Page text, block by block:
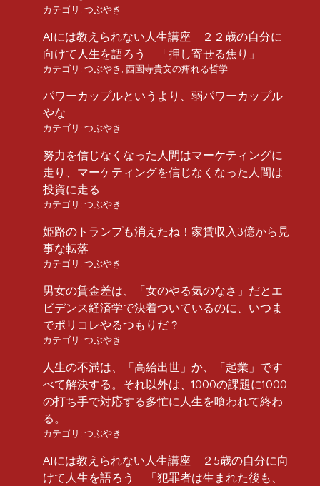
カテゴリ: つぶやき
AIには教えられない人生講座 ２２歳の自分に
向けて人生を語ろう 「押し寄せる焦り」
カテゴリ: つぶやき , 西園寺貴文の痺れる哲学
パワーカップルというより、弱パワーカップル
やな
カテゴリ: つぶやき
努力を信じなくなった人間はマーケティングに
走り、マーケティングを信じなくなった人間は
投資に走る
カテゴリ: つぶやき
姫路のトランプも消えたね！家賃収入3億から見
事な転落
カテゴリ: つぶやき
男女の賃金差は、「女のやる気のなさ」だとエ
ビデンス経済学で決着ついているのに、いつま
でポリコレやるつもりだ？
カテゴリ: つぶやき
人生の不満は、「高給出世」か、「起業」です
べて解決する。それ以外は、1000の課題に1000
の打ち手で対応する多忙に人生を喰われて終わ
る。
カテゴリ: つぶやき
AIには教えられない人生講座 ２5歳の自分に向
けて人生を語ろう 「犯罪者は生まれた後も、